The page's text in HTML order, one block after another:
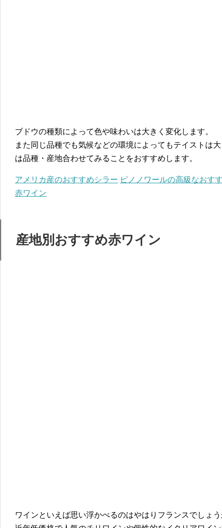
ブドウの種類によって色や味わいは大きく変化します。
また同じ品種でも気候などの環境によってもテイストは
は品種・産地合わせてみることをおすすめします。
アメリカ産のおすすめシラー ピノノワールの高級なおす
赤ワイン
産地別おすすめ赤ワイン
ワインといえば思い浮かべるのはやはりフランスでしょ